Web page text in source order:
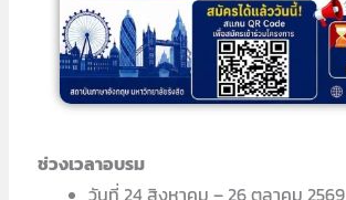
ช่วงเวลาอบรม